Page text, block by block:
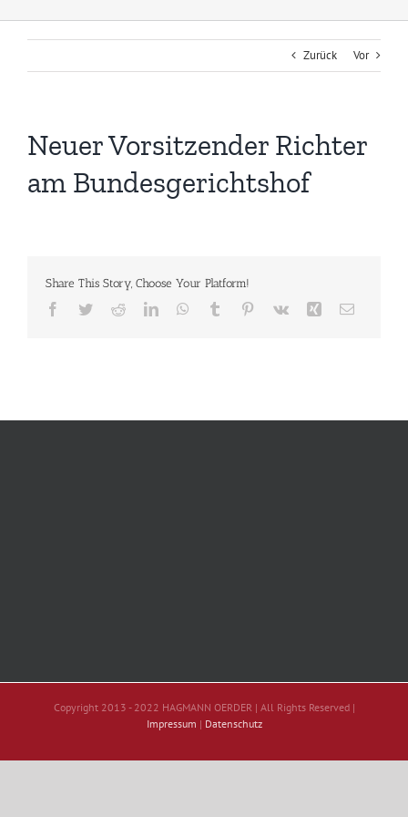
Zurück Vor
Neuer Vorsitzender Richter
am Bundesgerichtshof
Share This Story, Choose Your Platform!
Facebook
TwitterRedditLinkedInWhatsApp
Tumblr Pinterest
Vk Xing E-
Copyright 2013 - 2022 HAGMANN OERDER | All Rights Reserved |
Impressum | Datenschutz